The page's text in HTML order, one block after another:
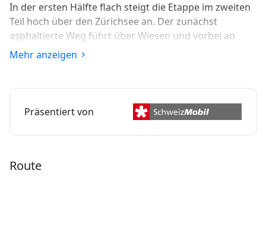
In der ersten Hälfte flach steigt die Etappe im zweiten
Teil hoch über den Zürichsee an. Der zunächst
asphaltierte Weg führt über Wiesen und vorbei an
Siedlungen durch die hügelige Landschaft. Brücken
führen über die zahlreichen Bäche und mehrere
verläuft.
Mehr anzeigen
Präsentiert von
Route